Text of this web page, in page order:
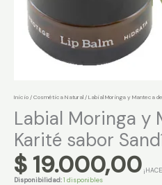
Inicio/Cosmética Natural/ Labial Moringa y Manteca
Labial Moringa y
Karité sabor
$ 19.000,00
Disponibilidad:1 disponibles